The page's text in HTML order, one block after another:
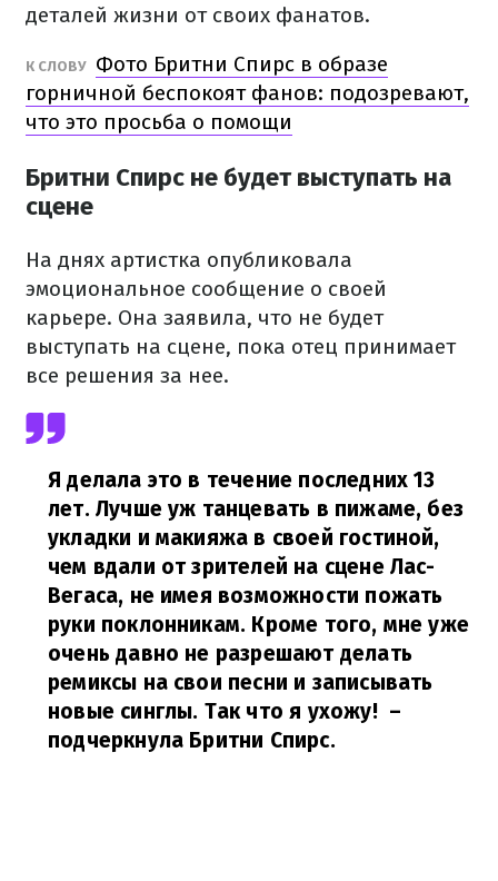
деталей жизни от своих фанатов.
К СЛОВУ Фото Бритни Спирс в образе
горничной беспокоят фанов: подозревают,
что это просьба о помощи
Бритни Спирс не будет выступать на
сцене
На днях артистка опубликовала
эмоциональное сообщение о своей
карьере. Она заявила, что не будет
выступать на сцене, пока отец принимает
все решения за нее.
Я делала это в течение последних 13
лет. Лучше уж танцевать в пижаме, без
укладки и макияжа в своей гостиной,
чем вдали от зрителей на сцене Лас-
Вегаса, не имея возможности пожать
руки поклонникам. Кроме того, мне уже
очень давно не разрешают делать
ремиксы на свои песни и записывать
новые синглы. Так что я ухожу!–
подчеркнула Бритни Спирс.